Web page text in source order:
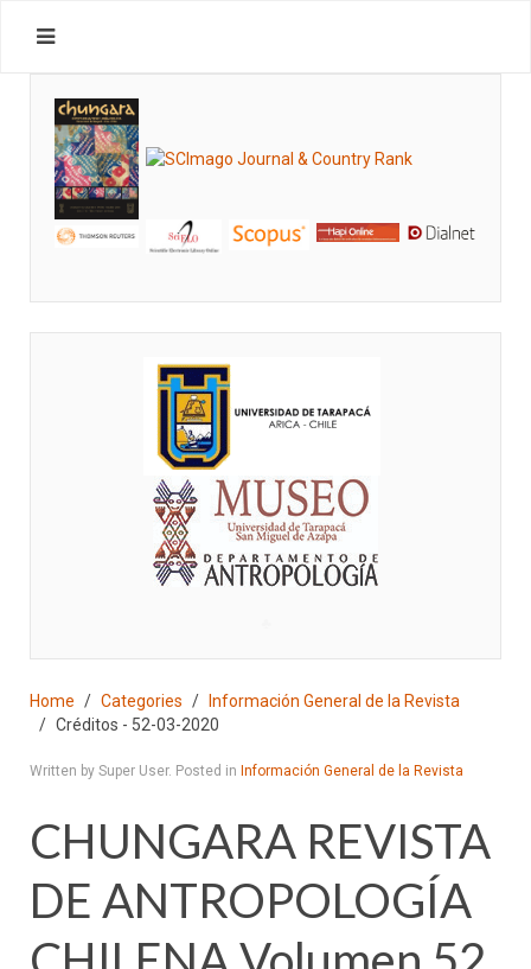
Home Categories
Información General de la Revista
Créditos - 52-03-2020
Written by Super User. Posted in Información General de la Revista
CHUNGARA REVISTA
DE ANTROPOLOGÍA